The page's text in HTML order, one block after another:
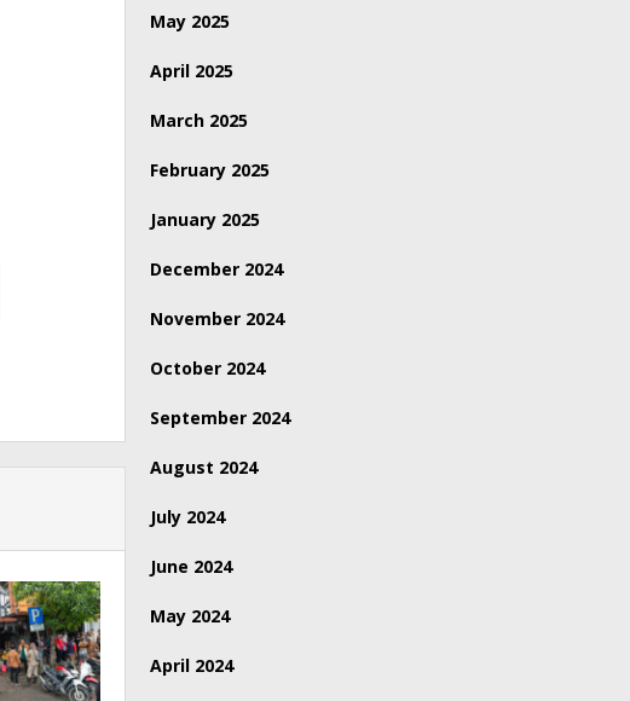
May 2025
April 2025
March 2025
February 2025
January 2025
December 2024
November 2024
October 2024
September 2024
August 2024
July 2024
June 2024
May 2024
April 2024